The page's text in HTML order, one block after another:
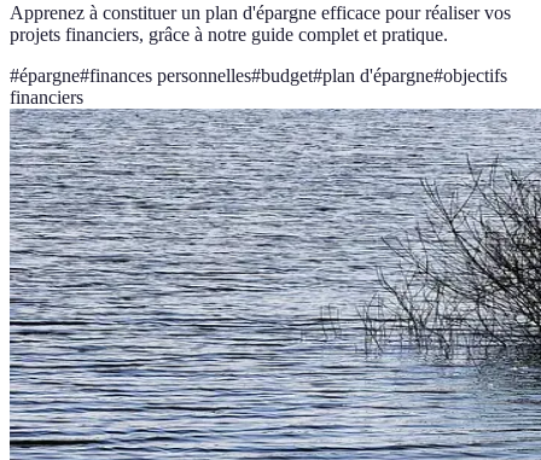
Apprenez à constituer un plan d'épargne efficace pour réaliser vos
projets financiers, grâce à notre guide complet et pratique.
#épargne#finances personnelles#budget#plan d'épargne#objectifs
financiers